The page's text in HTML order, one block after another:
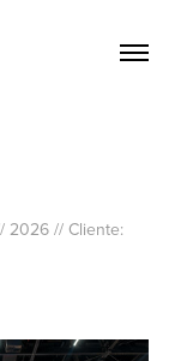
2026 // Cliente: